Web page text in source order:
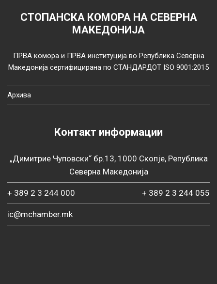
СТОПАНСКА КОМОРА НА СЕВЕРНА
МАКЕДОНИЈА
ПРВА комора и ПРВА институција во Република Северна
Македонија сертифицирана по СТАНДАРДОТ ISO 9001:2015
Архива
Контакт информации
„Димитрие Чуповски“ бр.13, 1000 Скопје, Република
Северна Македонија
+ 389 2 3 244 000 + 389 2 3 244 055
ic@mchamber.mk